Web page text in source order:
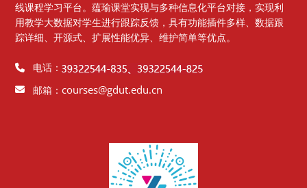
线课程学习平台。蕴瑜课堂实现与多种信息化平台对接，实现利
用教学大数据对学生进行跟踪反馈，具有功能插件多样、数据跟
踪详细、开源式、扩展性能优异、维护简单等优点。
电话：
邮箱：courses@gdut.edu.cn